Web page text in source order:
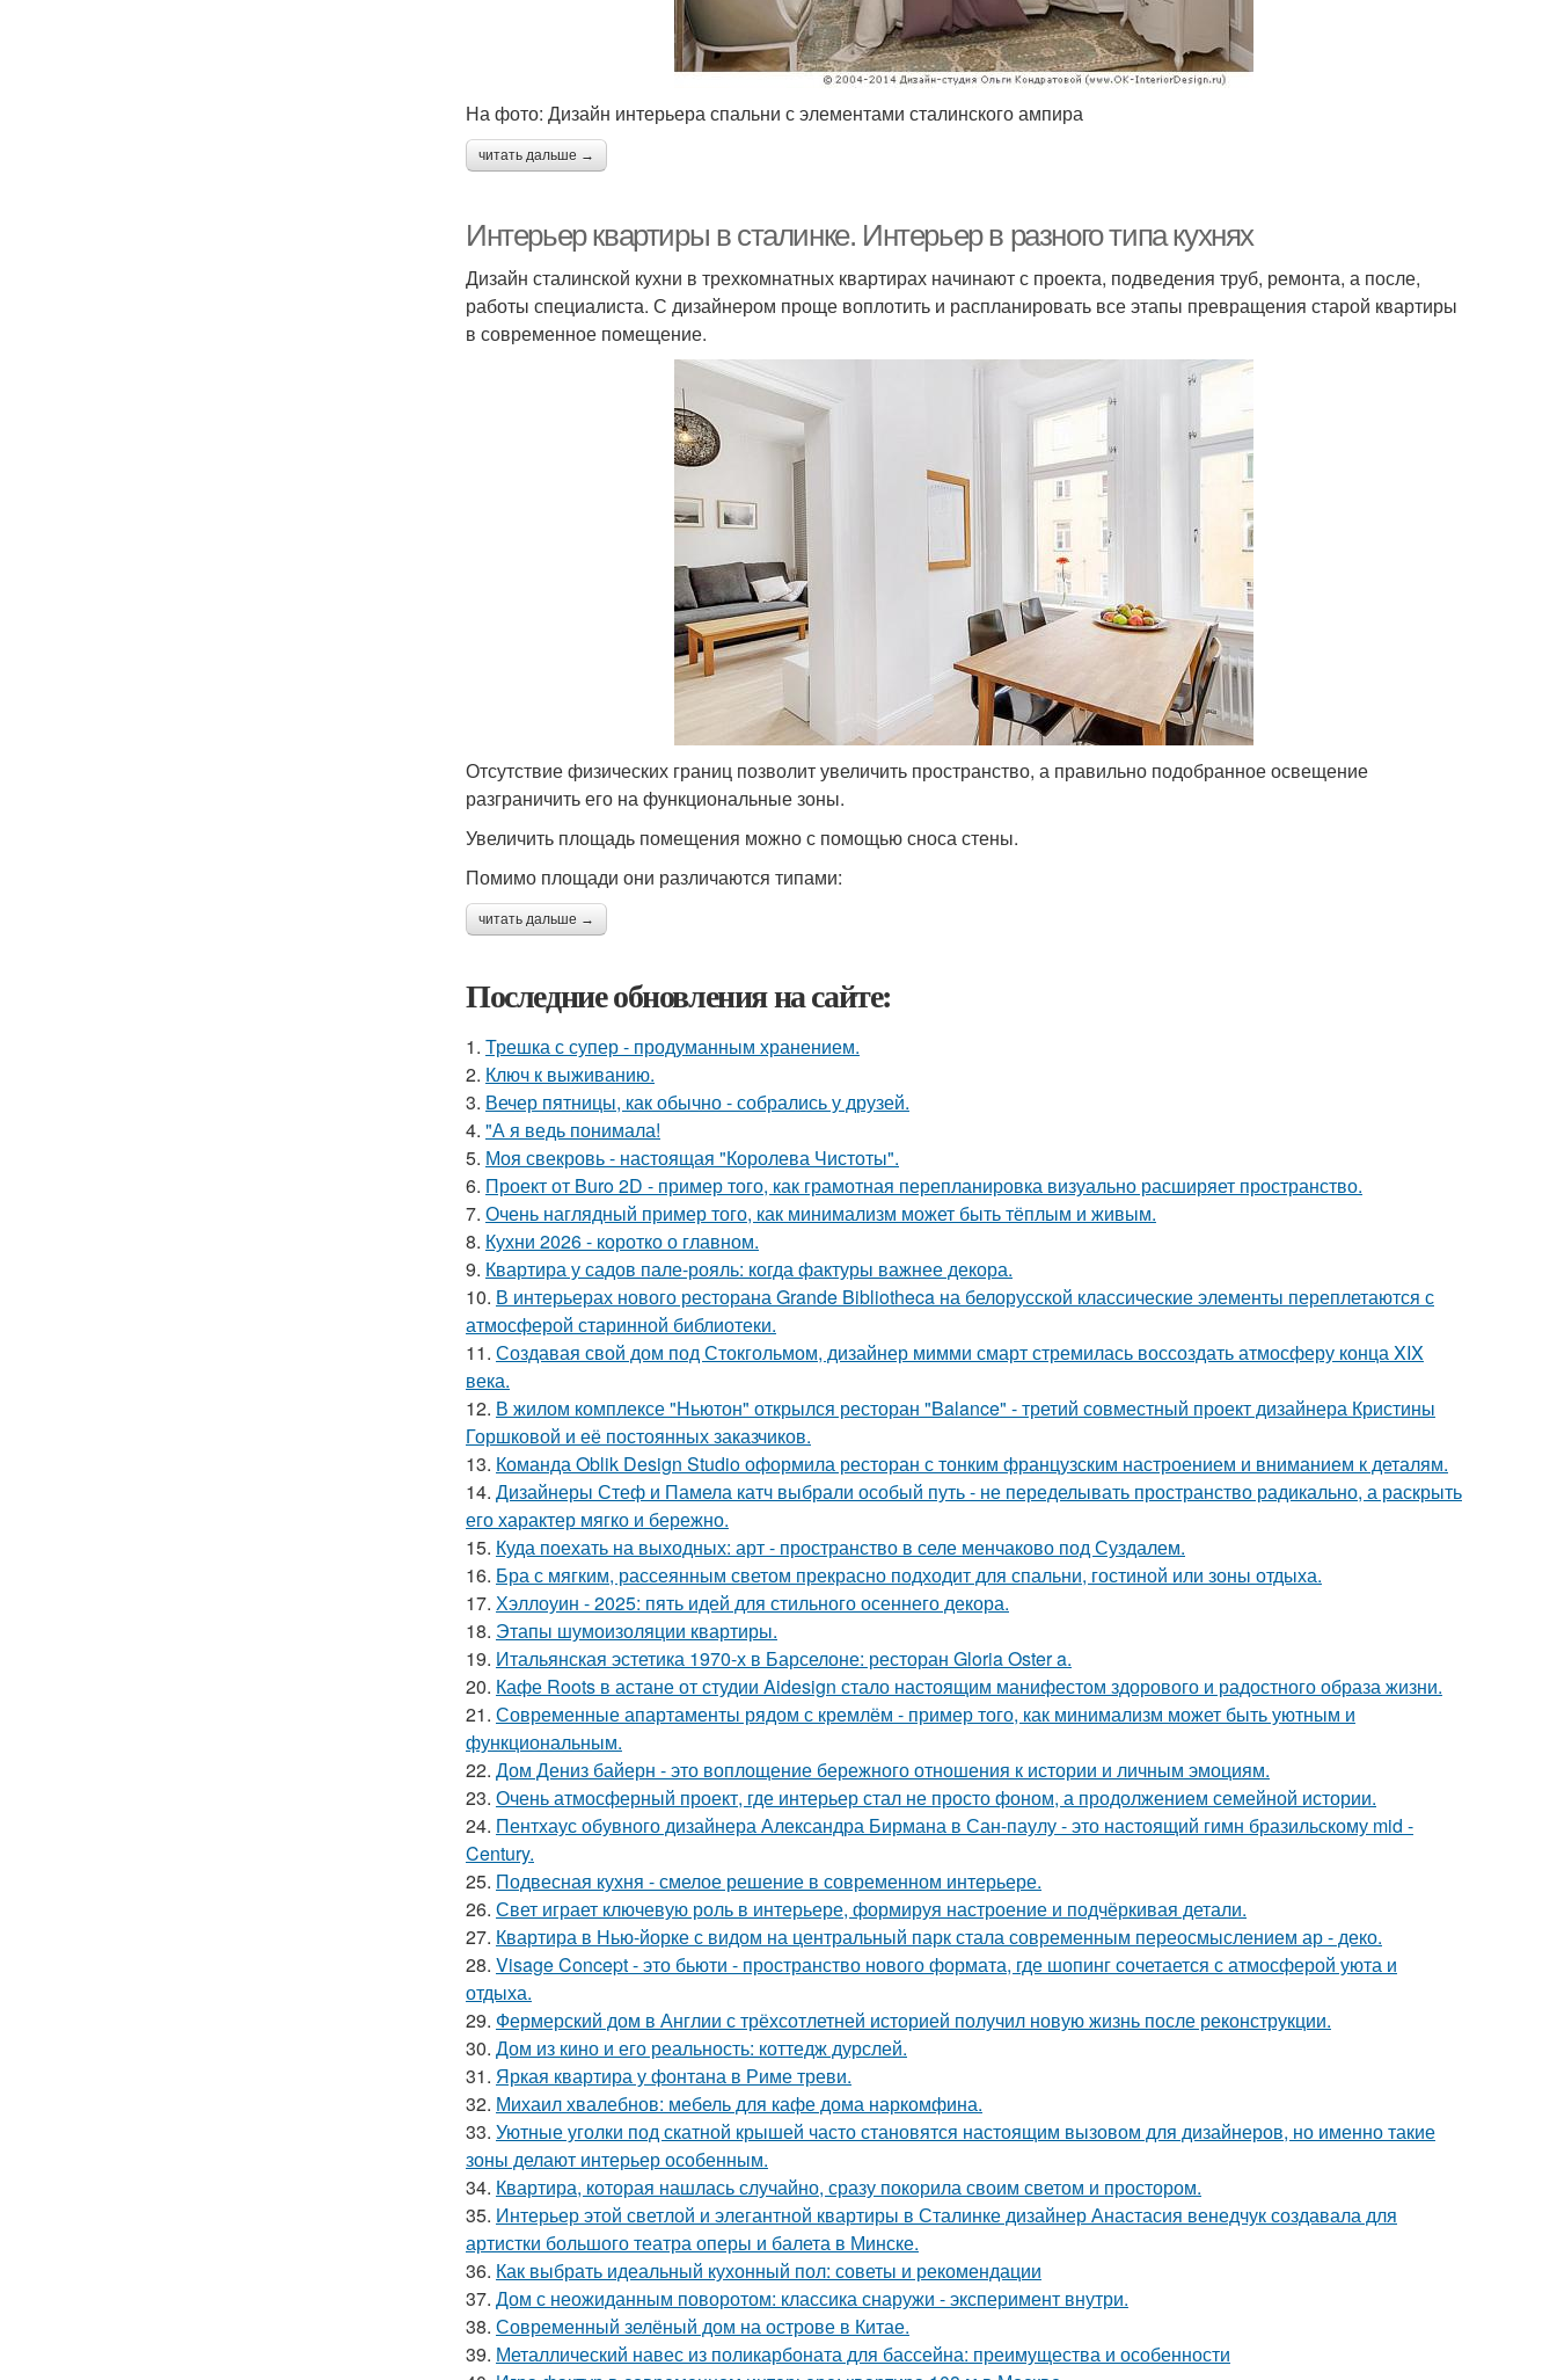
На фото: Дизайн интерьера спальни с элементами сталинского ампира
читать дальше →
Интерьер квартиры в сталинке. Интерьер в разного типа кухнях
Дизайн сталинской кухни в трехкомнатных квартирах начинают с проекта, подведения труб, ремонта, а после,
работы специалиста. С дизайнером проще воплотить и распланировать все этапы превращения старой квартиры
в современное помещение.
Отсутствие физических границ позволит увеличить пространство, а правильно подобранное освещение
разграничить его на функциональные зоны.
Увеличить площадь помещения можно с помощью сноса стены.
Помимо площади они различаются типами:
читать дальше →
Последние обновления на сайте:
1. Трешка с супер - продуманным хранением.
2. Ключ к выживанию.
3. Вечер пятницы, как обычно - собрались у друзей.
4. "А я ведь понимала!
5. Моя свекровь - настоящая "Королева Чистоты".
6. Проект от Buro 2D - пример того, как грамотная перепланировка визуально расширяет пространство.
7. Очень наглядный пример того, как минимализм может быть тёплым и живым.
8. Кухни 2026 - коротко о главном.
9. Квартира у садов пале-рояль: когда фактуры важнее декора.
10. В интерьерах нового ресторана Grande Bibliotheca на белорусской классические элементы переплетаются с
атмосферой старинной библиотеки.
11. Создавая свой дом под Стокгольмом, дизайнер мимми смарт стремилась воссоздать атмосферу конца XIX
века.
12. В жилом комплексе "Ньютон" открылся ресторан "Balance" - третий совместный проект дизайнера Кристины
Горшковой и её постоянных заказчиков.
13. Команда Oblik Design Studio оформила ресторан с тонким французским настроением и вниманием к деталям.
14. Дизайнеры Стеф и Памела катч выбрали особый путь - не переделывать пространство радикально, а раскрыть
его характер мягко и бережно.
15. Куда поехать на выходных: арт - пространство в селе менчаково под Суздалем.
16. Бра с мягким, рассеянным светом прекрасно подходит для спальни, гостиной или зоны отдыха.
17. Хэллоуин - 2025: пять идей для стильного осеннего декора.
18. Этапы шумоизоляции квартиры.
19. Итальянская эстетика 1970-х в Барселоне: ресторан Gloria Oster a.
20. Кафе Roots в астане от студии Aidesign стало настоящим манифестом здорового и радостного образа жизни.
21. Современные апартаменты рядом с кремлём - пример того, как минимализм может быть уютным и
функциональным.
22. Дом Дениз байерн - это воплощение бережного отношения к истории и личным эмоциям.
23. Очень атмосферный проект, где интерьер стал не просто фоном, а продолжением семейной истории.
24. Пентхаус обувного дизайнера Александра Бирмана в Сан-паулу - это настоящий гимн бразильскому mid -
Century.
25. Подвесная кухня - смелое решение в современном интерьере.
26. Свет играет ключевую роль в интерьере, формируя настроение и подчёркивая детали.
27. Квартира в Нью-йорке с видом на центральный парк стала современным переосмыслением ар - деко.
28. Visage Concept - это бьюти - пространство нового формата, где шопинг сочетается с атмосферой уюта и
отдыха.
29. Фермерский дом в Англии с трёхсотлетней историей получил новую жизнь после реконструкции.
30. Дом из кино и его реальность: коттедж дурслей.
31. Яркая квартира у фонтана в Риме треви.
32. Михаил хвалебнов: мебель для кафе дома наркомфина.
33. Уютные уголки под скатной крышей часто становятся настоящим вызовом для дизайнеров, но именно такие
зоны делают интерьер особенным.
34. Квартира, которая нашлась случайно, сразу покорила своим светом и простором.
35. Интерьер этой светлой и элегантной квартиры в Сталинке дизайнер Анастасия венедчук создавала для
артистки большого театра оперы и балета в Минске.
36. Как выбрать идеальный кухонный пол: советы и рекомендации
37. Дом с неожиданным поворотом: классика снаружи - эксперимент внутри.
38. Современный зелёный дом на острове в Китае.
39. Металлический навес из поликарбоната для бассейна: преимущества и особенности